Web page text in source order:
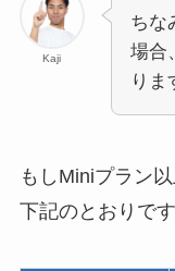
Kaji
ちな
場合
りま
もしMiniプラン
下記のとおりです